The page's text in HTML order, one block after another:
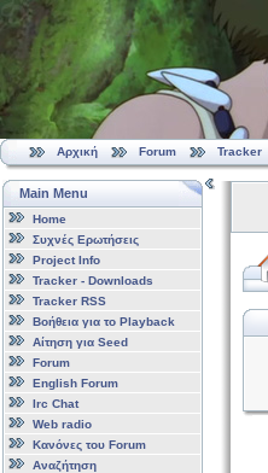
Αρχική Forum Tracker
Main Menu
Home
Συχνές Ερωτήσεις
Project Info
Tracker - Downloads
Tracker RSS
Βοήθεια για το Playback
Αίτηση για Seed
Forum
English Forum
Irc Chat
Web radio
Κανόνες του Forum
Αναζήτηση